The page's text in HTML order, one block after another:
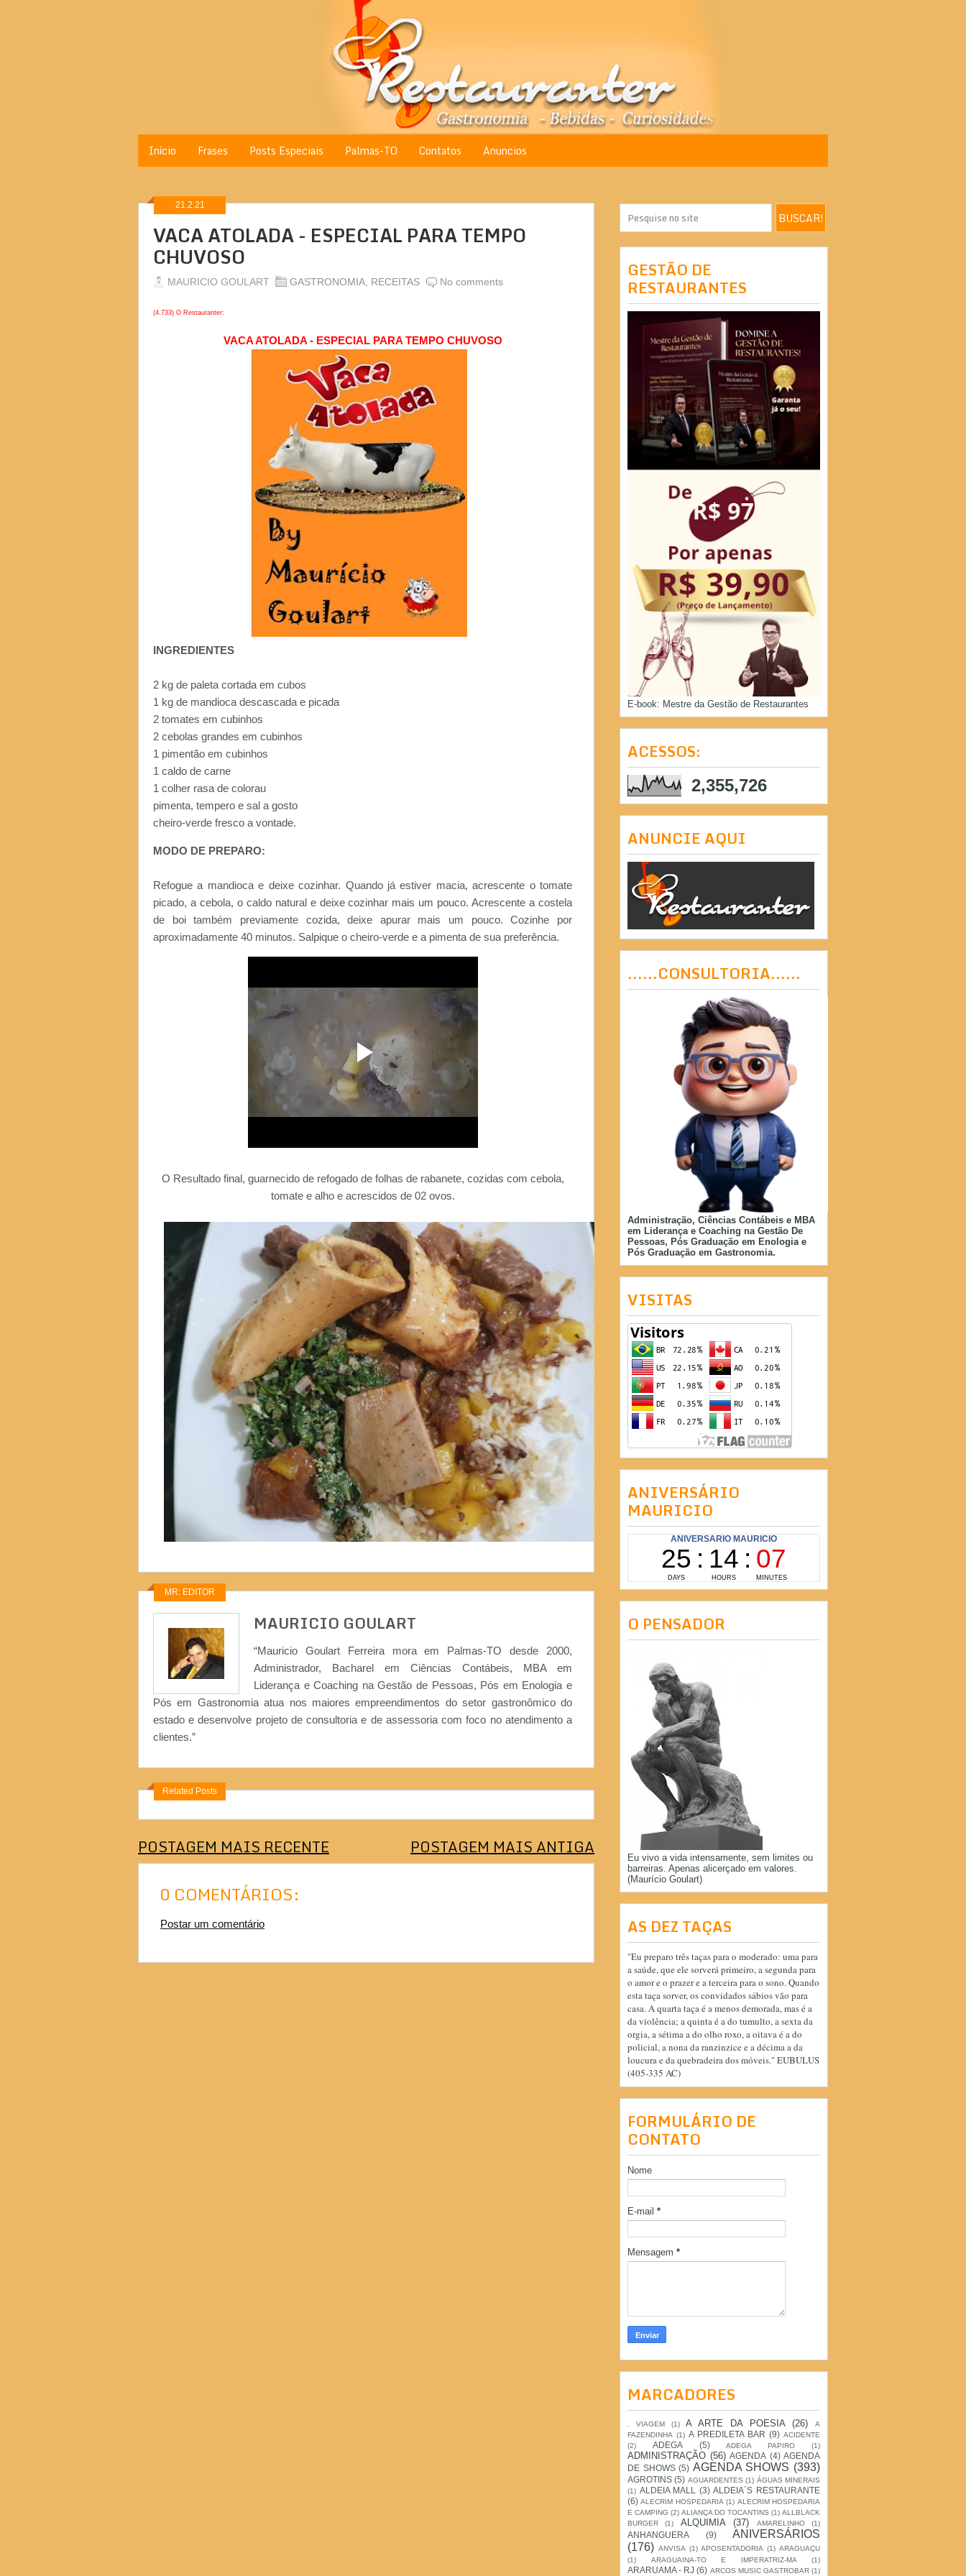
Início Frases Posts Especiais Palmas-TO Contatos Anuncios
21.2.21
VACA ATOLADA - ESPECIAL PARA TEMPO
CHUVOSO
MAURICIO GOULART GASTRONOMIA RECEITAS No comments
(4.733) O Restauranter:
VACA ATOLADA - ESPECIAL PARA TEMPO CHUVOSO
INGREDIENTES
2 kg de paleta cortada em cubos
1 kg de mandioca descascada e picada
2 tomates em cubinhos
2 cebolas grandes em cubinhos
1 pimentão em cubinhos
1 caldo de carne
1 colher rasa de colorau
pimenta, tempero e sal a gosto
cheiro-verde fresco a vontade.
MODO DE PREPARO:
Refogue a mandioca e deixe cozinhar. Quando já estiver macia, acrescente o tomate
picado, a cebola, o caldo natural e deixe cozinhar mais um pouco. Acrescente a costela
de boi também previamente cozida, deixe apurar mais um pouco. Cozinhe por
aproximadamente 40 minutos. Salpique o cheiro-verde e a pimenta de sua preferência.
O Resultado final, guarnecido de refogado de folhas de rabanete, cozidas com cebola,
tomate e alho e acrescidos de 02 ovos.
MR: EDITOR
MAURICIO GOULART
“Mauricio Goulart Ferreira mora em Palmas-TO desde 2000,
Administrador, Bacharel em Ciências Contábeis, MBA em
Liderança e Coaching na Gestão de Pessoas, Pós em Enologia e
Pós em Gastronomia atua nos maiores empreendimentos do setor gastronômico do
estado e desenvolve projeto de consultoria e de assessoria com foco no atendimento a
clientes.”
Related Posts
POSTAGEM MAIS RECENTE POSTAGEM MAIS ANTIGA
0 COMENTÁRIOS:
Postar um comentário
GESTÃO DE
RESTAURANTES
E-book: Mestre da Gestão de Restaurantes
ACESSOS:
2,355,726
ANUNCIE AQUI
......CONSULTORIA......
Administração, Ciências Contábeis e MBA
em Liderança e Coaching na Gestão De
Pessoas, Pós Graduação em Enologia e
Pós Graduação em Gastronomia.
VISITAS
ANIVERSÁRIO
MAURICIO
O PENSADOR
Eu vivo a vida intensamente, sem limites ou
barreiras. Apenas alicerçado em valores.
(Maurício Goulart)
AS DEZ TAÇAS
"Eu preparo três taças para o moderado: uma para
a saúde, que ele sorverá primeiro, a segunda para
o amor e o prazer e a terceira para o sono. Quando
esta taça sorver, os convidados sábios vão para
casa. A quarta taça é a menos demorada, mas é a
da violência; a quinta é a do tumulto, a sexta da
orgia, a sétima a do olho roxo, a oitava é a do
policial, a nona da ranzinzice e a décima a da
loucura e da quebradeira dos móveis." EUBULUS
(405-335 AC)
FORMULÁRIO DE
CONTATO
Nome
E-mail *
Mensagem *
MARCADORES
. VIAGEM (1) A ARTE DA POESIA (26)
A
FAZENDINHA (1) A PREDILETA BAR (9) ACIDENTE
(2)
ADEGA (5) ADEGA PAPIRO (1)
ADMINISTRAÇÃO (56) AGENDA (4) AGENDA
DE SHOWS (5) AGENDA SHOWS (393)
AGROTINS (5) AGUARDENTES (1) ÁGUAS MINERAIS
(1) ALDEIA MALL (3) ALDEIA´S RESTAURANTE
(6) ALECRIM HOSPEDARIA (1) ALECRIM HOSPEDARIA
E CAMPING (2) ALIANÇA DO TOCANTINS (1) ALLBLACK
BURGER
(1) ALQUIMIA (37) AMARELINHO (1)
ANHANGUERA (9)
ANIVERSÁRIOS
(176) ANVISA (1) APOSENTADORIA (1) ARAGUAÇU
(1)
ARAGUAINA-TO E IMPERATRIZ-MA (1)
ARARUAMA - RJ (6) ARCOS MUSIC GASTROBAR (1)